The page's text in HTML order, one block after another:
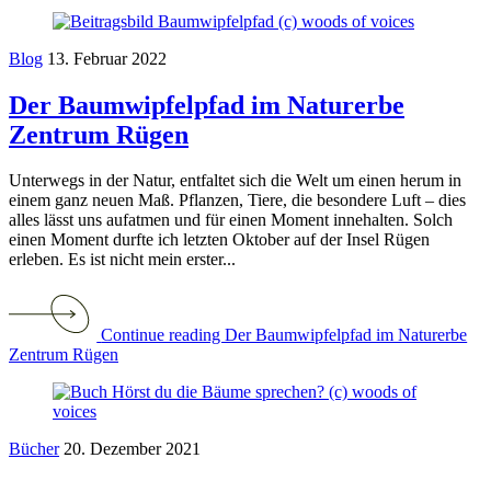
Blog 13. Februar 2022
Der Baumwipfelpfad im Naturerbe
Zentrum Rügen
Unterwegs in der Natur, entfaltet sich die Welt um einen herum in
einem ganz neuen Maß. Pflanzen, Tiere, die besondere Luft – dies
alles lässt uns aufatmen und für einen Moment innehalten. Solch
einen Moment durfte ich letzten Oktober auf der Insel Rügen
erleben. Es ist nicht mein erster...
Continue reading Der Baumwipfelpfad im Naturerbe
Zentrum Rügen
Bücher 20. Dezember 2021